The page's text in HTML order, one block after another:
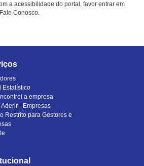
a acessibilidade do portal, favor entrar em
Conosco.
Estatístico
a empresa
- Empresas
Restrito para Gestores e